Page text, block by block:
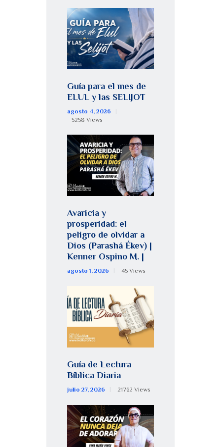
Guía para el mes de
ELUL y las SELIJOT
agosto 4, 2026
5258 Views
Avaricia y
prosperidad: el
peligro de olvidar a
Dios (Parashá Ékev) |
Kenner Ospino M. |
agosto 1, 2026 45 Views
Guía de Lectura
Bíblica Diaria
julio 27, 2026 21762 Views